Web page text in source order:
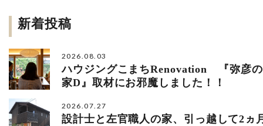
新着投稿
2026.08.03
ハウジングこまちRenovation 『弥彦の
家D』取材にお邪魔しました！！
2026.07.27
設計士と左官職人の家、引っ越して2ヵ